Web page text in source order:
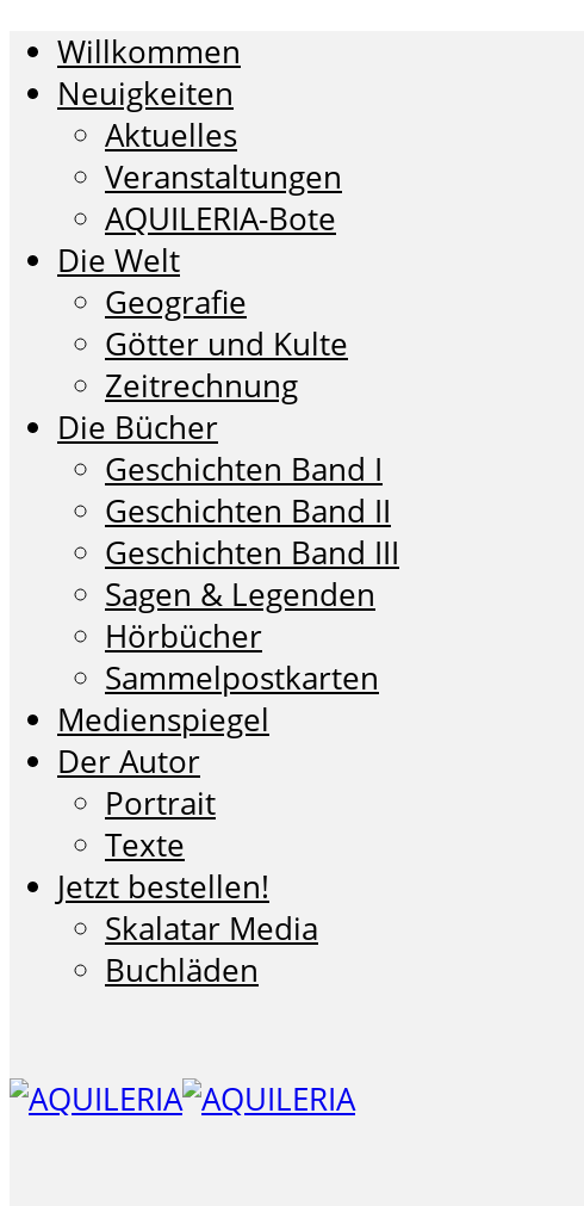
Willkommen
Neuigkeiten
Aktuelles
Veranstaltungen
AQUILERIA-Bote
Die Welt
Geografie
Götter und Kulte
Zeitrechnung
Die Bücher
Geschichten Band I
Geschichten Band II
Geschichten Band III
Sagen & Legenden
Hörbücher
Sammelpostkarten
Medienspiegel
Der Autor
Portrait
Texte
Jetzt bestellen!
Skalatar Media
Buchläden